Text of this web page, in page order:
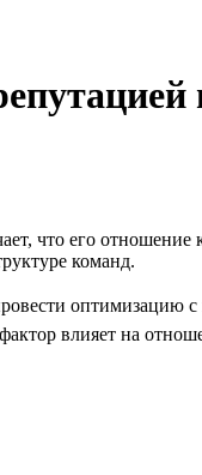
что его
команд.
оптимизацию
влияет на